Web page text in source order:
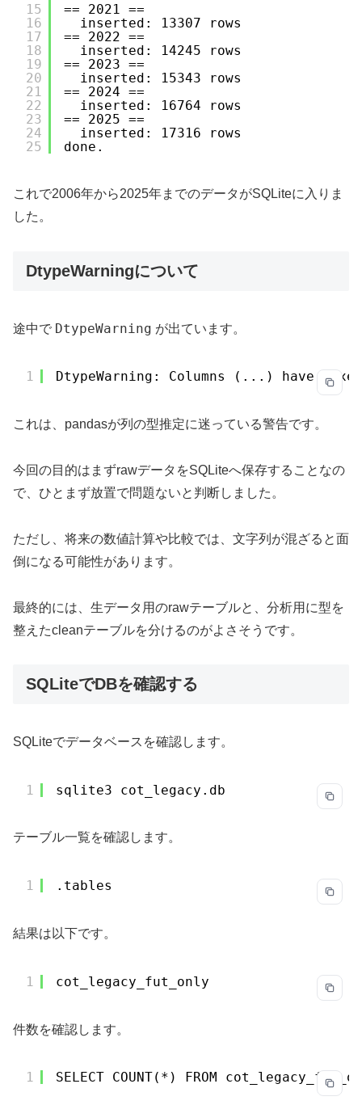
15
16
17
18
19
20
21
22
23
24
25
== 2021 ==
inserted: 13307 rows
== 2022 ==
inserted: 14245 rows
== 2023 ==
inserted: 15343 rows
== 2024 ==
inserted: 16764 rows
== 2025 ==
inserted: 17316 rows
done.
これで2006年から2025年までのデータがSQLiteに入りま
した。
DtypeWarningについて
途中で DtypeWarning が出ています。
1 DtypeWarning: Columns (...) have
これは、pandasが列の型推定に迷っている警告です。
今回の目的はまずrawデータをSQLiteへ保存することなの
で、ひとまず放置で問題ないと判断しました。
ただし、将来の数値計算や比較では、文字列が混ざると面
倒になる可能性があります。
最終的には、生データ用のrawテーブルと、分析用に型を
整えたcleanテーブルを分けるのがよさそうです。
SQLiteでDBを確認する
SQLiteでデータベースを確認します。
1 sqlite3 cot_legacy.db
テーブル一覧を確認します。
1 .tables
結果は以下です。
1 cot_legacy_fut_only
件数を確認します。
1 SELECT COUNT(*) FROM